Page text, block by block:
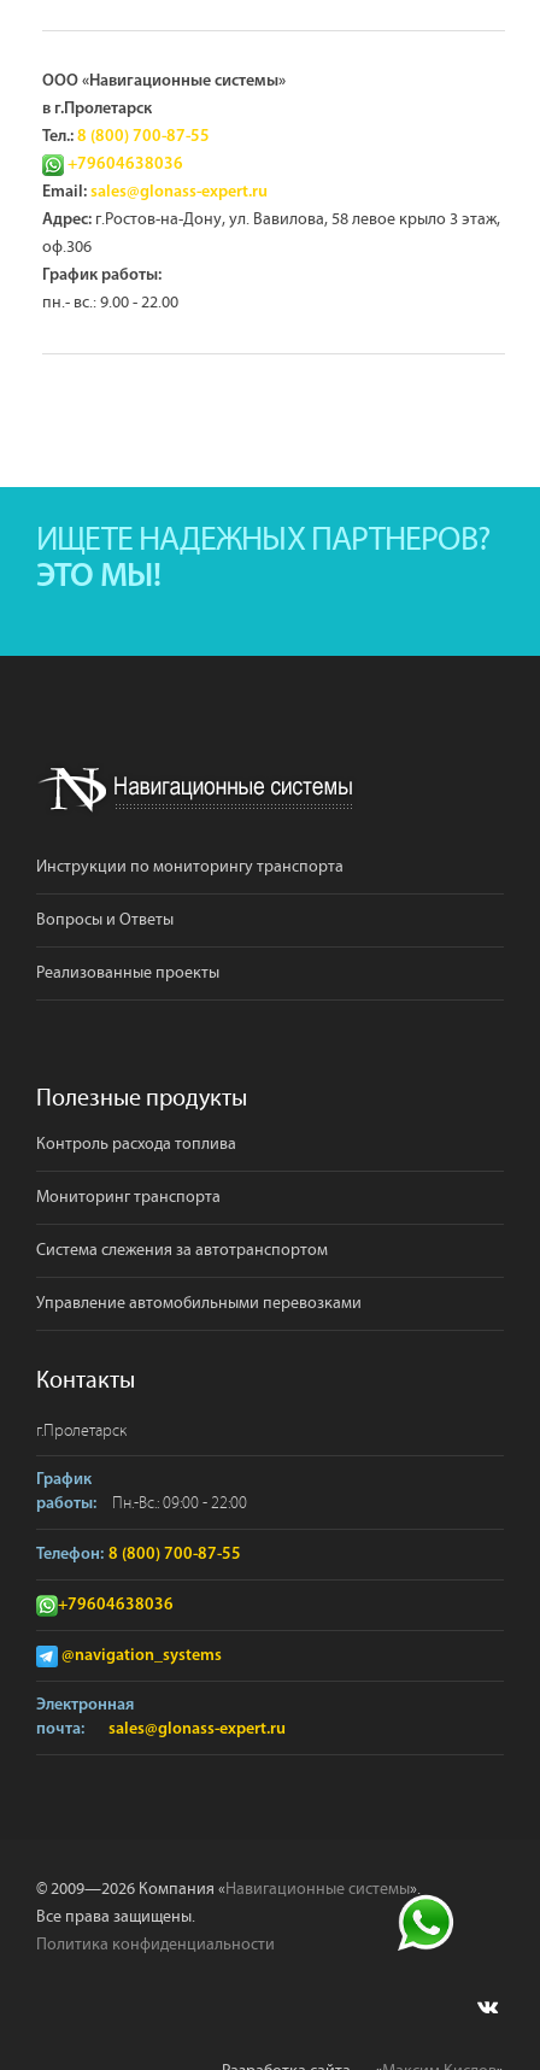
ООО «Навигационные системы»
в г.Пролетарск
Тел.: 8 (800) 700-87-55
+79604638036
Email: sales@glonass-expert.ru
Адрес: г.Ростов-на-Дону, ул. Вавилова, 58 левое крыло 3 этаж,
оф.306
График работы:
пн.- вс.: 9.00 - 22.00
ИЩЕТЕ НАДЕЖНЫХ ПАРТНЕРОВ?
ЭТО МЫ!
Инструкции по мониторингу транспорта
Вопросы и Ответы
Реализованные проекты
Полезные продукты
Контроль расхода топлива
Мониторинг транспорта
Система слежения за автотранспортом
Управление автомобильными перевозками
Контакты
г.Пролетарск
График
работы:
Пн.-Вс.: 09:00 - 22:00
Телефон: 8 (800) 700-87-55
+79604638036
@navigation_systems
Электронная
почта:
sales@glonass-expert.ru
© 2009—2026 Компания «Навигационные системы».
Все права защищены.
Политика конфиденциальности